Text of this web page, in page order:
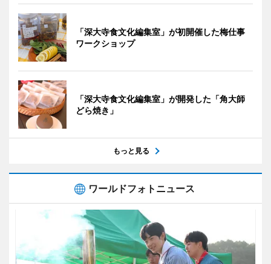
「深大寺食文化編集室」が初開催した梅仕事
ワークショップ
「深大寺食文化編集室」が開発した「角大師
どら焼き」
もっと見る
ワールドフォトニュース